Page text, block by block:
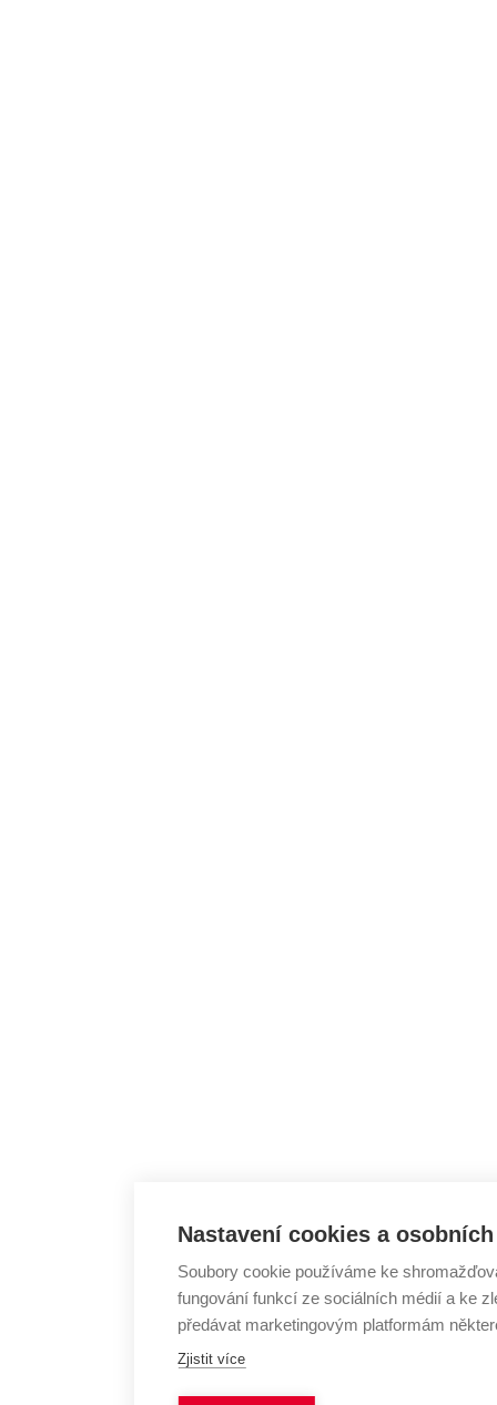
Nastavení cookies a
Soubory cookie používáme ke
fungování funkcí ze sociálních médií a ke
předávat marketingovým platformám
Zjistit více